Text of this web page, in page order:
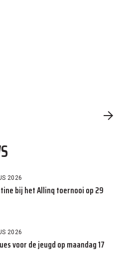
2026
bij het Allinq toernooi op 29
2026
voor de jeugd op maandag 17